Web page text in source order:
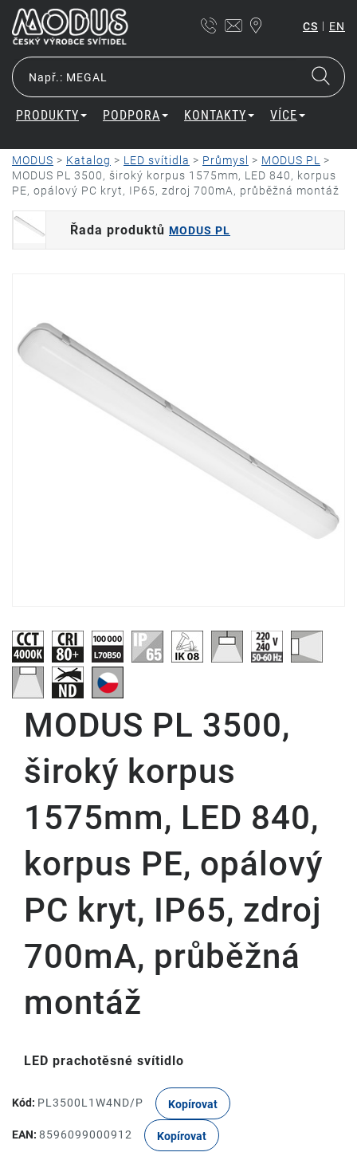
CS | EN
PRODUKTY PODPORA KONTAKTY VÍCE
MODUS > Katalog > LED svítidla > Průmysl > MODUS PL >
MODUS PL 3500, široký korpus 1575mm, LED 840, korpus
PE, opálový PC kryt, IP65, zdroj 700mA, průběžná montáž
Řada produktů MODUS PL
MODUS PL 3500,
široký korpus
1575mm, LED 840,
korpus PE, opálový
PC kryt, IP65, zdroj
700mA, průběžná
montáž
LED prachotěsné svítidlo
Kód: PL3500L1W4ND/P Kopírovat
EAN: 8596099000912 Kopírovat